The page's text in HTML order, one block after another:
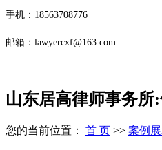
手机：18563708776
邮箱：lawyercxf@163.com
山东居高律师事务所
您的当前位置： 首 页 >> 案例